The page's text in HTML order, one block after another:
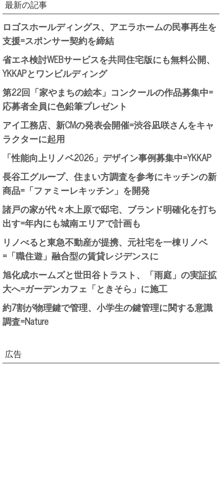
最新の記事
ロゴスホールディングス、アエラホームの民事再生を
支援=スポンサー契約を締結
省エネ検討WEBサービスを共同住宅版にも無料公開、
YKKAPとワンビルディング
第22回「家やまちの絵本」コンクールの作品募集中=
応募者全員に色鉛筆プレゼント
アイ工務店、新CMの発表会開催=渋谷凪咲さんをキャ
ラクターに起用
「性能向上リノベ2026」デザイン事例募集中=YKKAP
長谷工グループ、住まい方調査を参考にキッチンの新
商品=「ファミーレキッチン」を開発
諸戸の家が代々木上原で邸宅、ブランド明確化を打ち
出す=年内にも城南エリアで計画も
リノべると東急不動産が提携、元社宅を一棟リノベ
=「職住遊」融合型の賃貸レジデンスに
旭化成ホームズと世田谷トラスト、「雨庭」の実証拡
大へ=ガーデンカフェ「ときそら」に施工
約7割が物理鍵で管理、小学生の鍵管理に関する意識
調査=Nature
広告